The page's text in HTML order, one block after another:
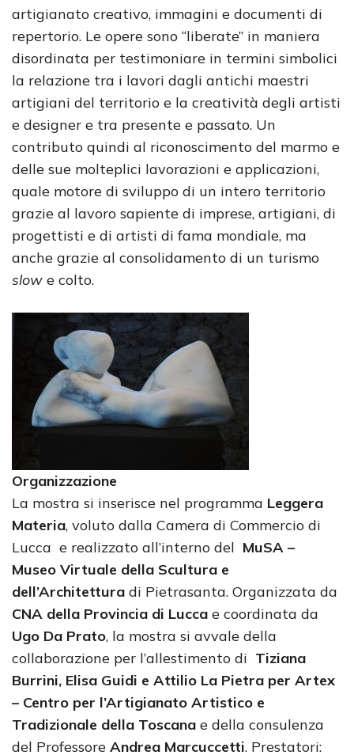
artigianato creativo, immagini e documenti di
repertorio. Le opere sono “liberate” in maniera
disordinata per testimoniare in termini simbolici
la relazione tra i lavori dagli antichi maestri
artigiani del territorio e la creatività degli artisti
e designer e tra presente e passato. Un
contributo quindi al riconoscimento del marmo e
delle sue molteplici lavorazioni e applicazioni,
quale motore di sviluppo di un intero territorio
grazie al lavoro sapiente di imprese, artigiani, di
progettisti e di artisti di fama mondiale, ma
anche grazie al consolidamento di un turismo
slow e colto.
Organizzazione
La mostra si inserisce nel programma Leggera
Materia, voluto dalla Camera di Commercio di
Lucca e realizzato all’interno del MuSA –
Museo Virtuale della Scultura e
dell’Architettura di Pietrasanta. Organizzata da
CNA della Provincia di Lucca e coordinata da
Ugo Da Prato, la mostra si avvale della
collaborazione per l’allestimento di Tiziana
Burrini, Elisa Guidi e Attilio La Pietra per Artex
– Centro per l’Artigianato Artistico e
Tradizionale della Toscana e della consulenza
del Professore Andrea Marcuccetti. Prestatori: